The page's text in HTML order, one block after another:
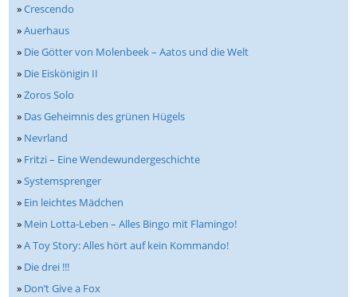
»Crescendo
»Auerhaus
» Die Götter von Molenbeek – Aatos und die Welt
» Die Eiskönigin II
»Zoros Solo
» Das Geheimnis des grünen Hügels
» Nevrland
» Fritzi – Eine Wendewundergeschichte
»Systemsprenger
» Ein leichtes Mädchen
» Mein Lotta-Leben – Alles Bingo mit Flamingo!
»A Toy Story: Alles hört auf kein Kommando!
» Die drei !!!
» Don’t Give a Fox